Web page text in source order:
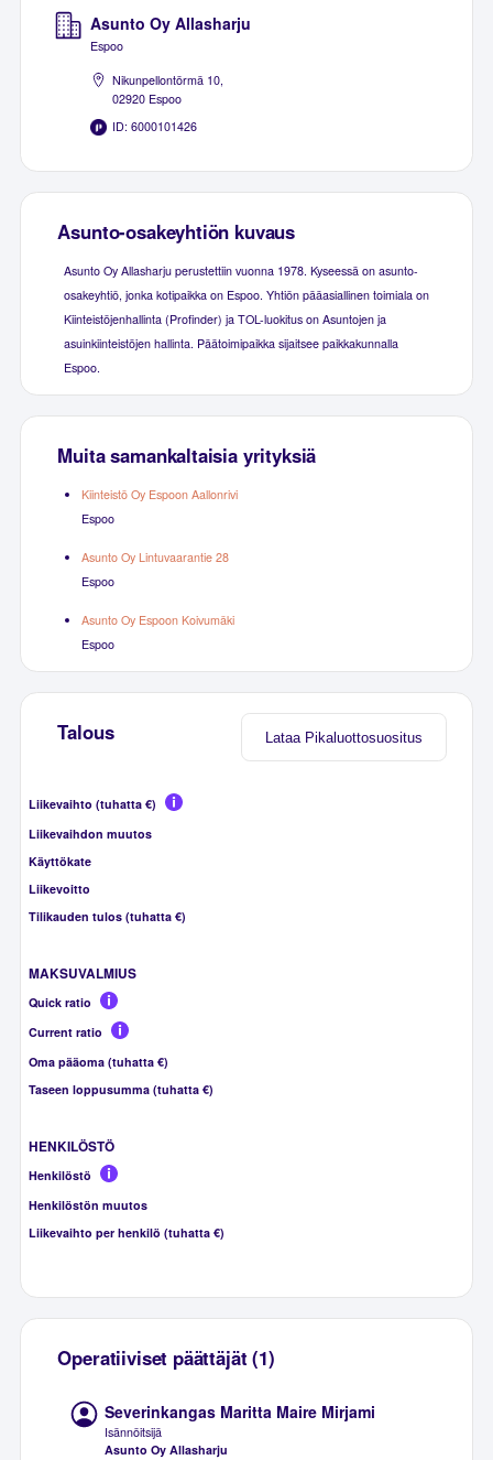
Asunto Oy Allasharju
Espoo
Nikunpellontörmä 10,
02920 Espoo
ID: 6000101426
Asunto-osakeyhtiön kuvaus
Asunto Oy Allasharju perustettiin vuonna 1978. Kyseessä on asunto-
osakeyhtiö, jonka kotipaikka on Espoo. Yhtiön pääasiallinen toimiala on
Kiinteistöjenhallinta (Profinder) ja TOL-luokitus on Asuntojen ja
asuinkiinteistöjen hallinta. Päätoimipaikka sijaitsee paikkakunnalla
Espoo.
Muita samankaltaisia yrityksiä
Kiinteistö Oy Espoon Aallonrivi
Espoo
Asunto Oy Lintuvaarantie 28
Espoo
Asunto Oy Espoon Koivumäki
Espoo
Lataa Pikaluottosuositus
Talous
Liikevaihto (tuhatta €)
Liikevaihdon muutos
Käyttökate
Liikevoitto
Tilikauden tulos (tuhatta €)
MAKSUVALMIUS
Quick ratio
Current ratio
Oma pääoma (tuhatta €)
Taseen loppusumma (tuhatta €)
HENKILÖSTÖ
Henkilöstö
Henkilöstön muutos
Liikevaihto per henkilö (tuhatta €)
Operatiiviset päättäjät (1)
Severinkangas Maritta Maire Mirjami
Isännöitsijä
Asunto Oy Allasharju